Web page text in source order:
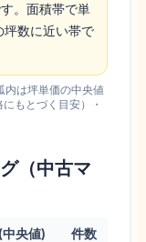
。面積帯で単
坪数に近い帯で
は坪単価の中央値
もとづく目安）・
（中古マ
央値) 件数